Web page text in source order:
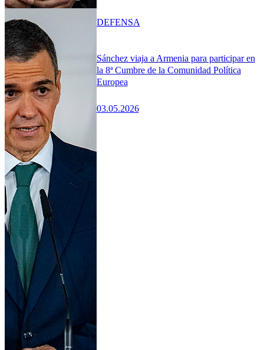
Sánchez viaja a Armenia para participar en
la 8ª Cumbre de la Comunidad Política
Europea
03.05.2026
DEFENSA